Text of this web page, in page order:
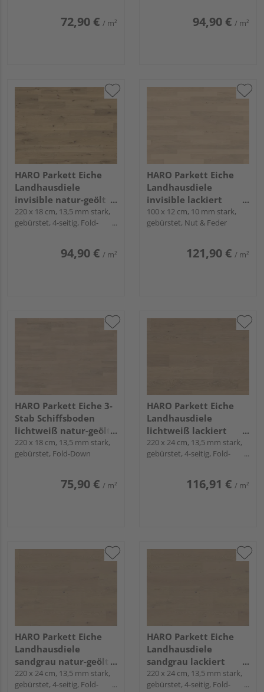
72,90 € / m² 94,90 € / m²
HARO Parkett Eiche
Landhausdiele
invisible natur-geölt
Sauvage naturaLin
plus - Serie 4000
220 x 18 cm, 13,5 mm stark,
gebürstet, 4-seitig, Fold-
94,90 € / m²
HARO Parkett Eiche
Landhausdiele
invisible lackiert
Markant naturaDur -
Serie 4000
100 x 12 cm, 10 mm stark,
gebürstet, Nut & Feder
121,90 € / m²
HARO Parkett Eiche 3-
Stab Schiffsboden
lichtweiß natur-geölt
Naturale naturaLin
plus - Serie 4000
220 x 18 cm, 13,5 mm stark,
gebürstet, Fold-Down
75,90 € / m²
HARO Parkett Eiche
Landhausdiele
lichtweiß lackiert
Sauvage naturaDur -
Serie 4000
220 x 24 cm, 13,5 mm stark,
gebürstet, 4-seitig, Fold-
116,91 € / m²
HARO Parkett Eiche
Landhausdiele
sandgrau natur-geölt
Sauvage naturaLin
plus - Serie 4000
220 x 24 cm, 13,5 mm stark,
gebürstet, 4-seitig, Fold-
HARO Parkett Eiche
Landhausdiele
sandgrau lackiert
Sauvage naturaDur -
Serie 4000
220 x 24 cm, 13,5 mm stark,
gebürstet, 4-seitig, Fold-